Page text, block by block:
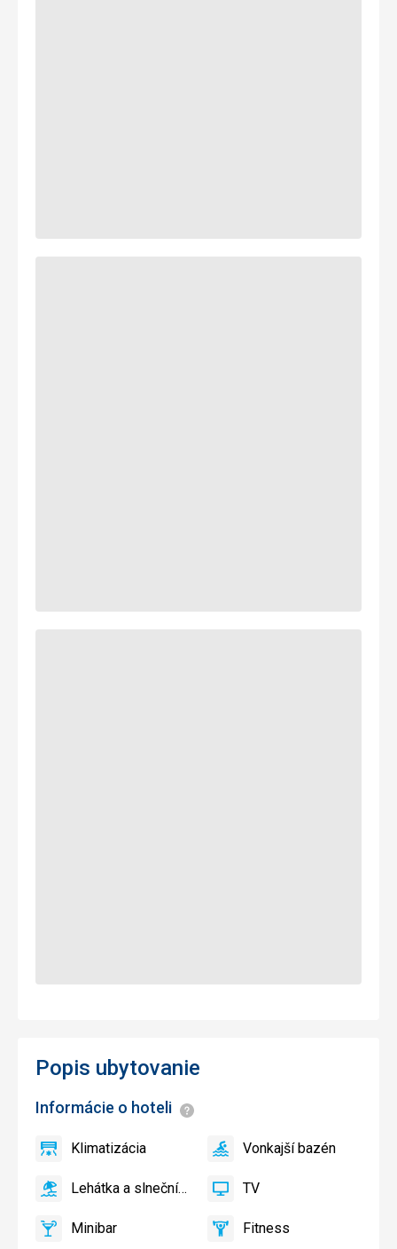
Popis ubytovanie
Informácie o hoteli Informácie
Klimatizácia
Klimatizácia
áno
VonkajšíVonkajší bazén
áno
Lehátka
slnečníky
Lehátka a slnečníky pri bazéne zadarmo
áno TV TV
áno
MinibarMinibar
áno FitnessFitness
áno